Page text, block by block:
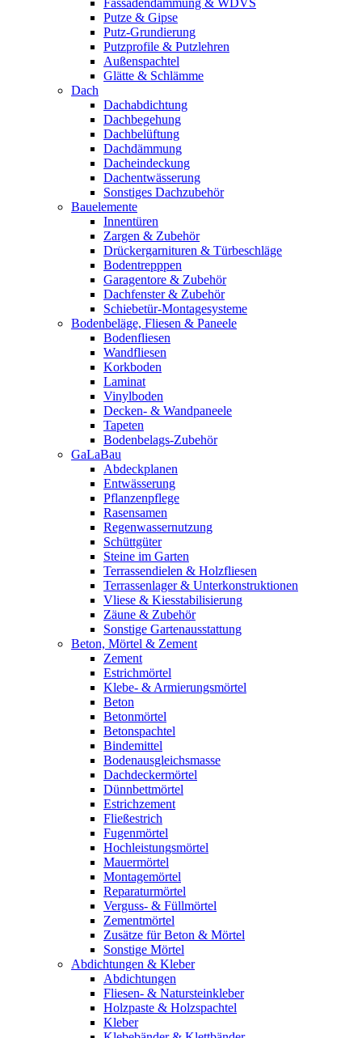
Fassadendämmung & WDVS
Putze & Gipse
Putz-Grundierung
Putzprofile & Putzlehren
Außenspachtel
Glätte & Schlämme
Dach
Dachabdichtung
Dachbegehung
Dachbelüftung
Dachdämmung
Dacheindeckung
Dachentwässerung
Sonstiges Dachzubehör
Bauelemente
Innentüren
Zargen & Zubehör
Drückergarnituren & Türbeschläge
Bodentrepppen
Garagentore & Zubehör
Dachfenster & Zubehör
Schiebetür-Montagesysteme
Bodenbeläge, Fliesen & Paneele
Bodenfliesen
Wandfliesen
Korkboden
Laminat
Vinylboden
Decken- & Wandpaneele
Tapeten
Bodenbelags-Zubehör
GaLaBau
Abdeckplanen
Entwässerung
Pflanzenpflege
Rasensamen
Regenwassernutzung
Schüttgüter
Steine im Garten
Terrassendielen & Holzfliesen
Terrassenlager & Unterkonstruktionen
Vliese & Kiesstabilisierung
Zäune & Zubehör
Sonstige Gartenausstattung
Beton, Mörtel & Zement
Zement
Estrichmörtel
Klebe- & Armierungsmörtel
Beton
Betonmörtel
Betonspachtel
Bindemittel
Bodenausgleichsmasse
Dachdeckermörtel
Dünnbettmörtel
Estrichzement
Fließestrich
Fugenmörtel
Hochleistungsmörtel
Mauermörtel
Montagemörtel
Reparaturmörtel
Verguss- & Füllmörtel
Zementmörtel
Zusätze für Beton & Mörtel
Sonstige Mörtel
Abdichtungen & Kleber
Abdichtungen
Fliesen- & Natursteinkleber
Holzpaste & Holzspachtel
Kleber